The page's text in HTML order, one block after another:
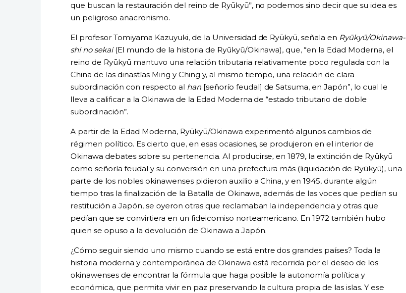
que buscan la restauración del reino de Ryūkyū”, no podemos sino decir que su idea es
un peligroso anacronismo.
El profesor Tomiyama Kazuyuki, de la Universidad de Ryūkyū, señala en Ryūkyū/Okinawa-
shi no sekai(El mundo de la historia de Ryūkyū/Okinawa), que, “en la Edad Moderna, el
reino de Ryūkyū mantuvo una relación tributaria relativamente poco regulada con la
China de las dinastías Ming y Ching y, al mismo tiempo, una relación de clara
subordinación con respecto al han[señorío feudal] de Satsuma, en Japón”, lo cual le
lleva a calificar a la Okinawa de la Edad Moderna de “estado tributario de doble
subordinación”.
A partir de la Edad Moderna, Ryūkyū/Okinawa experimentó algunos cambios de
régimen político. Es cierto que, en esas ocasiones, se produjeron en el interior de
Okinawa debates sobre su pertenencia. Al producirse, en 1879, la extinción de Ryūkyū
como señoría feudal y su conversión en una prefectura más (liquidación de Ryūkyū), una
parte de los nobles okinawenses pidieron auxilio a China, y en 1945, durante algún
tiempo tras la finalización de la Batalla de Okinawa, además de las voces que pedían su
restitución a Japón, se oyeron otras que reclamaban la independencia y otras que
pedían que se convirtiera en un fideicomiso norteamericano. En 1972 también hubo
quien se opuso a la devolución de Okinawa a Japón.
¿Cómo seguir siendo uno mismo cuando se está entre dos grandes países? Toda la
historia moderna y contemporánea de Okinawa está recorrida por el deseo de los
okinawenses de encontrar la fórmula que haga posible la autonomía política y
económica, que permita vivir en paz preservando la cultura propia de las islas. Y ese